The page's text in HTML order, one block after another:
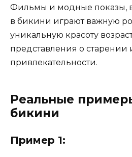
Фильмы и модные показы,
в бикини играют важную
уникальную красоту
представления о старении
привлекательности.
Реальные
бикини
Пример 1: